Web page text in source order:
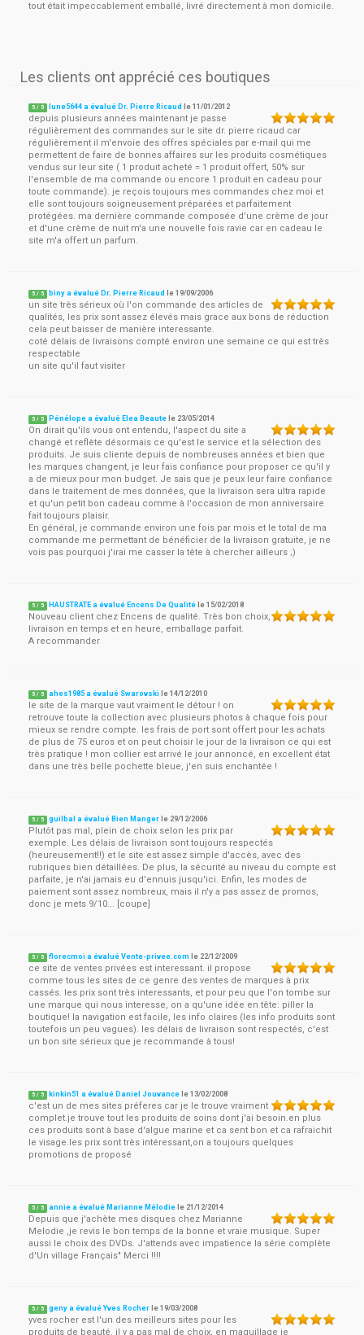
tout était impeccablement emballé, livré directement à mon domicile.
Les clients ont apprécié ces boutiques
5 / 5 lune5644 a évalué Dr. Pierre Ricaud le11/01/2012
depuis plusieurs années maintenant je passe
régulièrement des commandes sur le site dr. pierre ricaud car
régulièrement il m'envoie des offres spéciales par e-mail qui me
permettent de faire de bonnes affaires sur les produits cosmétiques
vendus sur leur site ( 1 produit acheté = 1 produit offert, 50% sur
l'ensemble de ma commande ou encore 1 produit en cadeau pour
toute commande). je reçois toujours mes commandes chez moi et
elle sont toujours soigneusement préparées et parfaitement
protégées. ma dernière commande composée d'une crème de jour
et d'une crème de nuit m'a une nouvelle fois ravie car en cadeau le
site m'a offert un parfum.
5 / 5 biny a évalué Dr. Pierre Ricaud le19/09/2006
un site très sérieux où l'on commande des articles de
qualités, les prix sont assez élevés mais grace aux bons de réduction
cela peut baisser de manière interessante.
coté délais de livraisons compté environ une semaine ce qui est très
respectable
un site qu'il faut visiter
5 / 5 Pénélope a évalué Elea Beaute le 23/05/2014
On dirait qu'ils vous ont entendu, l'aspect du site a
changé et reflète désormais ce qu'est le service et la sélection des
produits. Je suis cliente depuis de nombreuses années et bien que
les marques changent, je leur fais confiance pour proposer ce qu'il y
a de mieux pour mon budget. Je sais que je peux leur faire confiance
dans le traitement de mes données, que la livraison sera ultra rapide
et qu'un petit bon cadeau comme à l'occasion de mon anniversaire
fait toujours plaisir.
En général, je commande environ une fois par mois et le total de ma
commande me permettant de bénéficier de la livraison gratuite, je ne
vois pas pourquoi j'irai me casser la tête à chercher ailleurs ;)
5 / 5 HAUSTRATE a évalué Encens De Qualité le15/02/2018
Nouveau client chez Encens de qualité. Très bon choix,
livraison en temps et en heure, emballage parfait.
A recommander
5 / 5 ahes1985 a évalué Swarovski le14/12/2010
le site de la marque vaut vraiment le détour ! on
retrouve toute la collection avec plusieurs photos à chaque fois pour
mieux se rendre compte. les frais de port sont offert pour les achats
de plus de 75 euros et on peut choisir le jour de la livraison ce qui est
très pratique ! mon collier est arrivé le jour annoncé, en excellent état
dans une très belle pochette bleue, j'en suis enchantée !
5 / 5 guilbal a évalué Bien Manger le 29/12/2006
Plutôt pas mal, plein de choix selon les prix par
exemple. Les délais de livraison sont toujours respectés
(heureusement!!) et le site est assez simple d'accès, avec des
rubriques bien détaillées. De plus, la sécurité au niveau du compte est
parfaite, je n'ai jamais eu d'ennuis jusqu'ici. Enfin, les modes de
paiement sont assez nombreux, mais il n'y a pas assez de promos,
donc je mets 9/10... [coupe]
5 / 5 florecmoi a évalué Vente-privee.com le 22/12/2009
ce site de ventes privées est interessant. il propose
comme tous les sites de ce genre des ventes de marques à prix
cassés. les prix sont très interessants, et pour peu que l'on tombe sur
une marque qui nous interesse, on a qu'une idée en tête: piller la
boutique! la navigation est facile, les info claires (les info produits sont
toutefois un peu vagues). les délais de livraison sont respectés, c'est
un bon site sérieux que je recommande à tous!
5 / 5 kinkin51 a évalué Daniel Jouvance le13/02/2008
c'est un de mes sites préferes car je le trouve vraiment
complet.je trouve tout les produits de soins dont j'ai besoin.en plus
ces produits sont à base d'algue marine et ca sent bon et ca rafraichit
le visage.les prix sont très intéressant,on a toujours quelques
promotions de proposé
5 / 5 annie a évalué Marianne Mélodie le 21/12/2014
Depuis que j'achète mes disques chez Marianne
Melodie ,je revis le bon temps de la bonne et vraie musique. Super
aussi le choix des DVDs. J'attends avec impatience la série complète
d'Un village Français" Merci !!!!
5 / 5 geny a évalué Yves Rocher le19/03/2008
yves rocher est l'un des meilleurs sites pour les
produits de beauté. il y a pas mal de choix, en maquillage je